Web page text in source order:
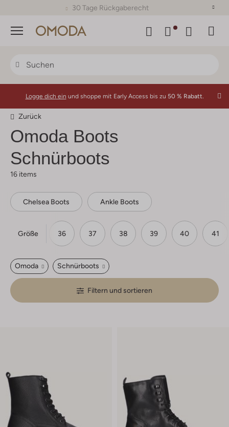
30 Tage Rückgaberecht
Menü
Logge dich ein und shoppe mit Early Access bis zu 50 % Rabatt.
Zurück
OmodaBoots
Schnürboots
16 items
Chelsea Boots Ankle Boots
Größe
28 36 37 38 39 40 41
Omoda Schnürboots
Filtern und sortieren